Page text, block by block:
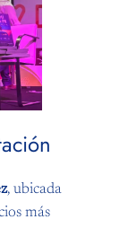
, ubicada
más